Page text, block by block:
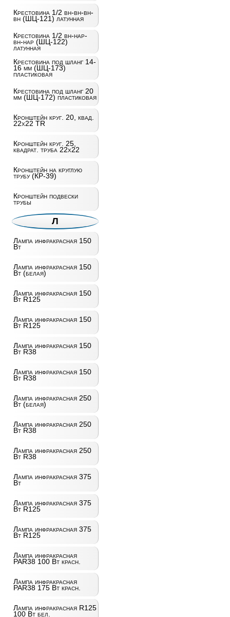
Крестовина 1/2 вн-вн-вн-
вн (ШЦ-121) латунная
Крестовина 1/2 вн-нар-
вн-нар (ШЦ-122)
латунная
Крестовина под шланг 14-
16 мм (ШЦ-173)
пластиковая
Крестовина под шланг 20
мм (ШЦ-172) пластиковая
Кронштейн круг. 20, квад.
22х22 TR
Кронштейн круг. 25,
квадрат. труба 22х22
Кронштейн на круглую
трубу (КР-39)
Кронштейн подвески
трубы
Л
Лампа инфракрасная 150
Вт
Лампа инфракрасная 150
Вт (белая)
Лампа инфракрасная 150
Вт R125
Лампа инфракрасная 150
Вт R125
Лампа инфракрасная 150
Вт R38
Лампа инфракрасная 150
Вт R38
Лампа инфракрасная 250
Вт (белая)
Лампа инфракрасная 250
Вт R38
Лампа инфракрасная 250
Вт R38
Лампа инфракрасная 375
Вт
Лампа инфракрасная 375
Вт R125
Лампа инфракрасная 375
Вт R125
Лампа инфракрасная
PAR38 100 Вт красн.
Лампа инфракрасная
PAR38 175 Вт красн.
Лампа инфракрасная R125
100 Вт бел.